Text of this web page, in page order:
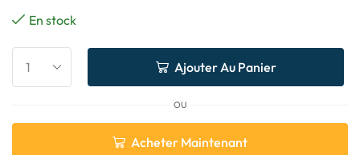
En stock
Ajouter Au Panier
OU
Acheter Maintenant